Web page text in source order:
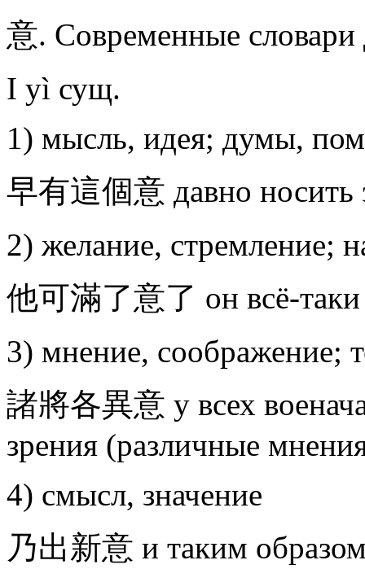
意. Современные словари
I yì сущ.
1) мысль, идея; думы,
早有這個意 давно
2) желание, стремление;
他可滿了意了 он всё-таки
3) мнение, соображение;
諸將各異意 у всех
зрения (различные
4) смысл, значение
乃出新意 и таким